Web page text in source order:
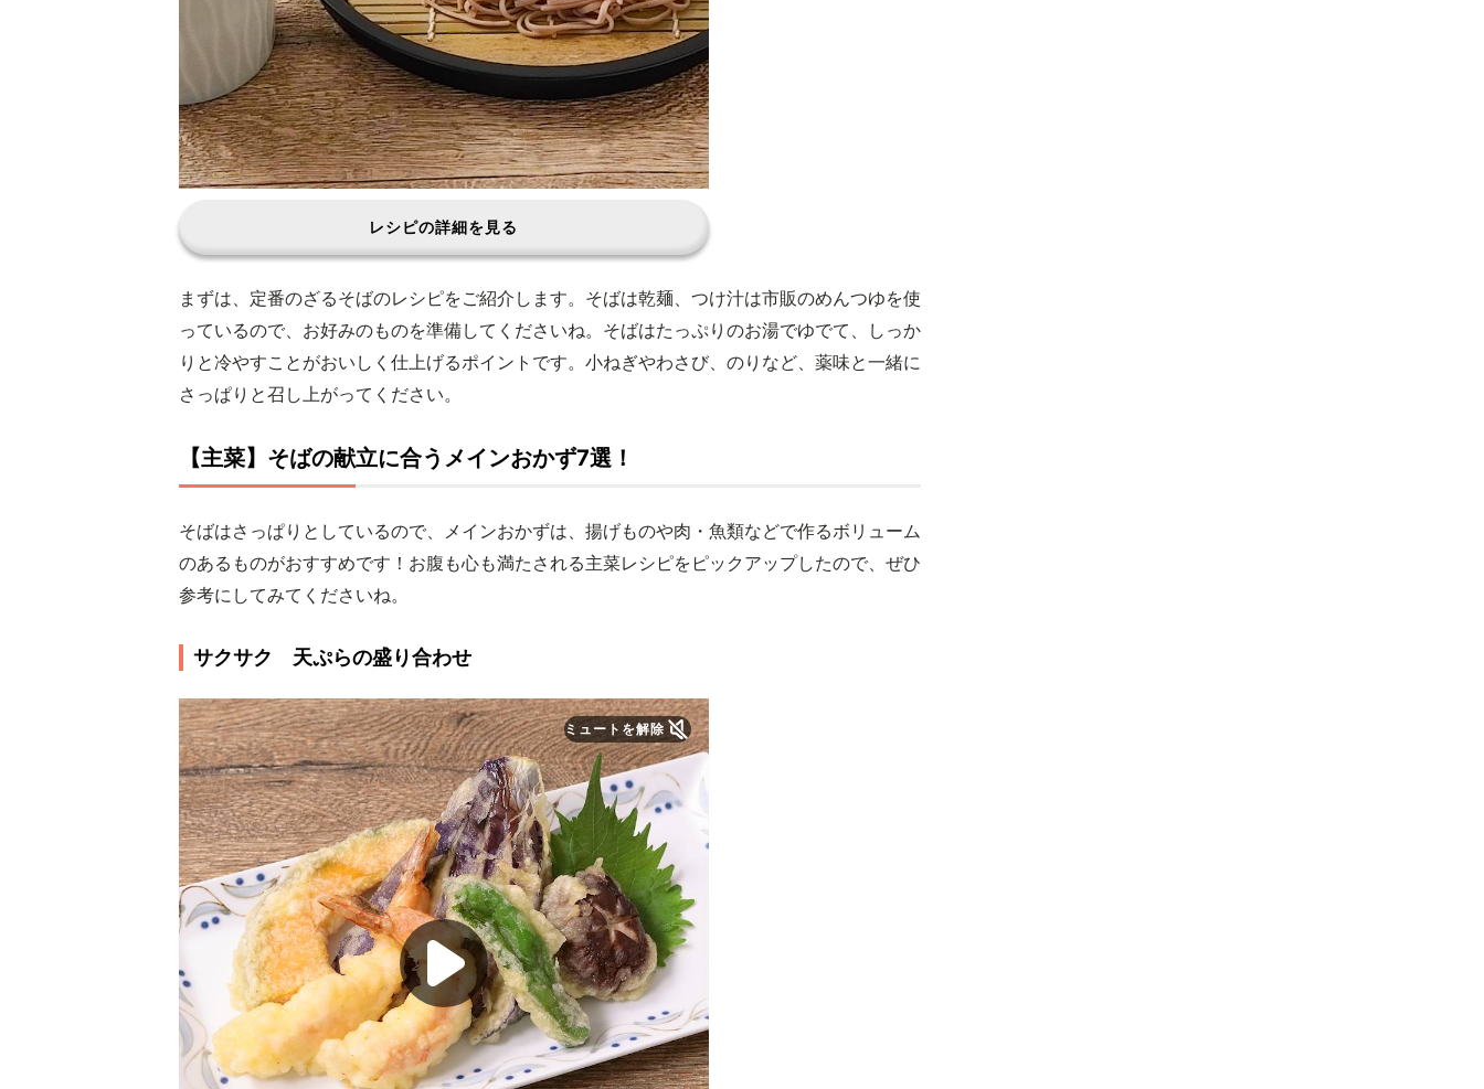
レシピの詳細を見る
まずは、定番のざるそばのレシピをご紹介します。そばは乾麺、つけ汁は市販のめんつゆを使
っているので、お好みのものを準備してくださいね。そばはたっぷりのお湯でゆでて、しっか
りと冷やすことがおいしく仕上げるポイントです。小ねぎやわさび、のりなど、薬味と一緒に
さっぱりと召し上がってください。
【主菜】そばの献立に合うメインおかず7選！
そばはさっぱりとしているので、メインおかずは、揚げものや肉・魚類などで作るボリューム
のあるものがおすすめです！お腹も心も満たされる主菜レシピをピックアップしたので、ぜひ
参考にしてみてくださいね。
サクサク 天ぷらの盛り合わせ
ミュートを解除